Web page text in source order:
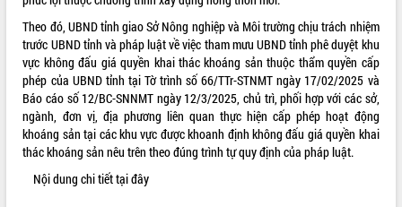
VIDEO
Loading the player...
Khám bệnh, cấp phát thuốc miễn phí
và tặng quà người dân xã Cư Pui
Hội nghị UBND tỉnh Đắk Lắk thường kỳ
tháng 7/2026
Theo đó, UBND tỉnh giao Sở Nông nghiệp và Môi trường chịu trách nhiệm
trước UBND tỉnh và pháp luật về việc tham mưu UBND tỉnh phê duyệt khu
vực không đấu giá quyền khai thác khoáng sản thuộc thẩm quyền cấp
phép của UBND tỉnh tại Tờ trình số 66/TTr-STNMT ngày 17/02/2025 và
Báo cáo số 12/BC-SNNMT ngày 12/3/2025, chủ trì, phối hợp với các sở,
ngành, đơn vị, địa phương liên quan thực hiện cấp phép hoạt động
khoáng sản tại các khu vực được khoanh định không đấu giá quyền khai
thác khoáng sản nêu trên theo đúng trình tự quy định của pháp luật.
Nội dung chi tiếttại đây